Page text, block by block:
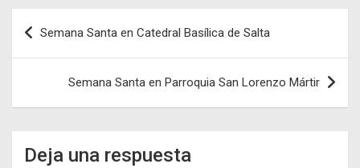
Navegación
de
entradas
Semana Santa en Catedral Basílica de Salta
Semana Santa en Parroquia San Lorenzo Mártir
Deja una respuesta